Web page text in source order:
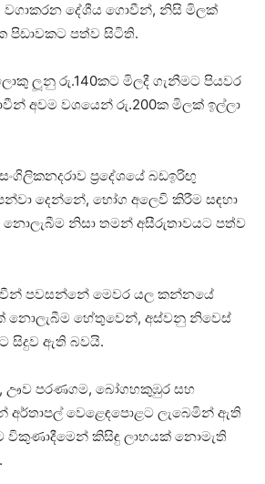
වගාකරන දේශීය ගොවීන්, නිසි මිලක්
පිඩාවකට පත්ව සිටිති.
ලූනු රු.140කට මිලදී ගැනීමට පියවර
අවම වශයෙන් රු.200ක මිලක් ඉල්ලා
ප්‍රදේශයේ බඩඉරිඟු
දෙන්නේ, භෝග අලෙවි කිරීම සඳහා
නිසා තමන් අසීරුතාවයට පත්ව
පවසන්නේ මෙවර යල කන්නයේ
නොලැබීම හේතුවෙන්, අස්වනු නිවෙස්
සිදුව ඇති බවයි.
ඌව පරණගම, බෝගහකුඹුර සහ
අර්තාපල් වෙළෙඳපොළට ලැබෙමින් ඇති
විකුණාදීමෙන් කිසිඳු ලාභයක් නොමැති